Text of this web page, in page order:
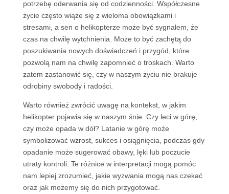
potrzebę oderwania się od codzienności. Współczesne
życie często wiąże się z wieloma obowiązkami i
stresami, a sen o helikopterze może być sygnałem, że
czas na chwilę wytchnienia. Może to być zachętą do
poszukiwania nowych doświadczeń i przygód, które
pozwolą nam na chwilę zapomnieć o troskach. Warto
zatem zastanowić się, czy w naszym życiu nie brakuje
odrobiny swobody i radości.
Warto również zwrócić uwagę na kontekst, w jakim
helikopter pojawia się w naszym śnie. Czy leci w górę,
czy może opada w dół? Latanie w górę może
symbolizować wzrost, sukces i osiągnięcia, podczas gdy
opadanie może sugerować obawy, lęki lub poczucie
utraty kontroli. Te różnice w interpretacji mogą pomóc
nam lepiej zrozumieć, jakie wyzwania mogą nas czekać
oraz jak możemy się do nich przygotować.